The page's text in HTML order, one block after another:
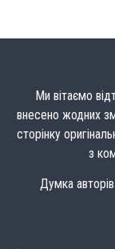
Ми вітаємо
внесено жодних
сторінку
з
Думка